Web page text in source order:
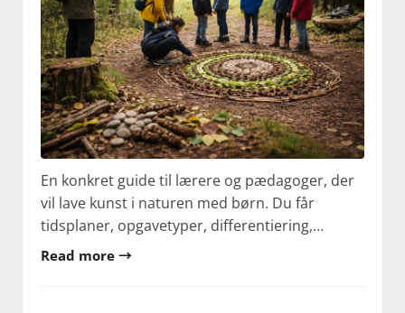
En konkret guide til lærere og pædagoger, der
vil lave kunst i naturen med børn. Du får
tidsplaner, opgavetyper, differentiering,…
Read more →